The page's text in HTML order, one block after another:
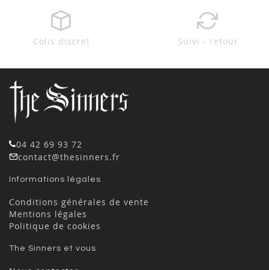
Colis discret Suivi - retour
04 42 69 93 72
contact@thesinners.fr
Informations légales
Conditions générales de vente
Mentions légales
Politique de cookies
The Sinners et vous